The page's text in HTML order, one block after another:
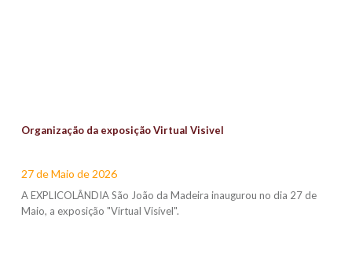
Organização da exposição Virtual Visivel
27 de Maio de 2026
A EXPLICOLÂNDIA São João da Madeira inaugurou no dia 27 de
Maio, a exposição "Virtual Visível".